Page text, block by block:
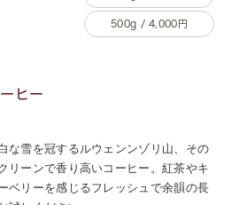
500g / 4,000円
ヒー
な雪を冠するルウェンンゾリ山、その
リーンで香り高いコーヒー。紅茶やキ
ベリーを感じるフレッシュで余韻の長